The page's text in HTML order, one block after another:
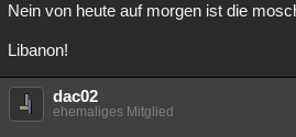
Nein von heute auf morgen ist die
Libanon!
dac02
ehemaliges Mitglied